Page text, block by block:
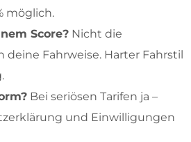
möglich.
Score? Nicht die
Fahrweise. Harter Fahrstil
Bei seriösen Tarifen ja –
und Einwilligungen